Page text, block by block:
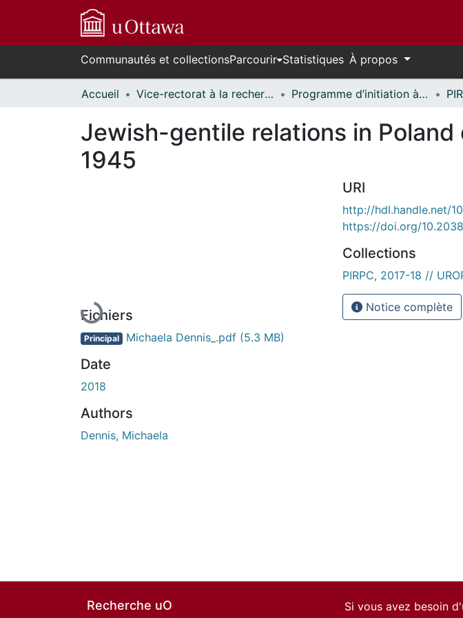
Communautés et collectionsParcourir Statistiques À propos
Accueil Vice-rectorat à la recherche // Office of the V-P, Research Programme d’initiation à la recherche au premier cycle (PIRPC) // Undergraduate Research Opportunity Program (UROP)
Jewish-gentile relations in
1945
En cours de chargement...
Fichiers
Principal Michaela Dennis_.pdf (5.3 MB)
Date
2018
Authors
Dennis, Michaela
URI
http://hdl.handle.net/
https://doi.org/
Collections
PIRPC, 2017-18 //
Notice complète
Recherche uO
Si vous avez besoin